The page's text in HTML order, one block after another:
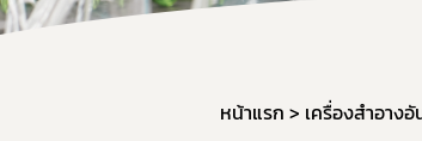
หน้าแรก เครื่องสำอาง